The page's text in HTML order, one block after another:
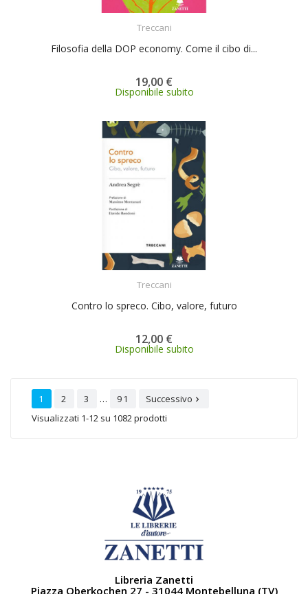
Treccani
Filosofia della DOP economy. Come il cibo di...
19,00 €
Disponibile subito
Treccani
Contro lo spreco. Cibo, valore, futuro
12,00 €
Disponibile subito
1 2 3 … 91 Successivo 
Visualizzati 1-12 su 1082 prodotti
Libreria Zanetti
Piazza Oberkochen 27 - 31044 Montebelluna (TV)